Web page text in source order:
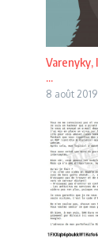
Varenyky,
...
8 août 2019